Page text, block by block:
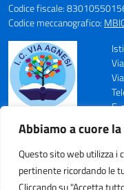
Abbiamo a cuore
Questo sito web utilizza i
pertinente ricordando le
Cliccando su "Accetta
Codice fiscale:
Codice meccanografico:
E-
Codice
Codice Fiscale: